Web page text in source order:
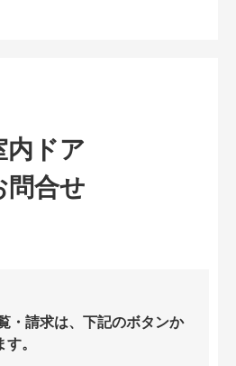
内ドア
問合せ
・請求は、下記のボタンか
。